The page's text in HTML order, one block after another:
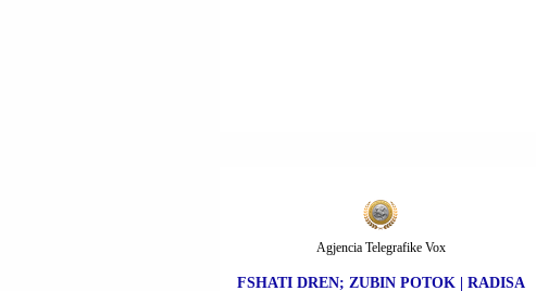
FSHATI DREN; ZUBIN POTOK | RADISA
Agjencia Telegrafike Vox